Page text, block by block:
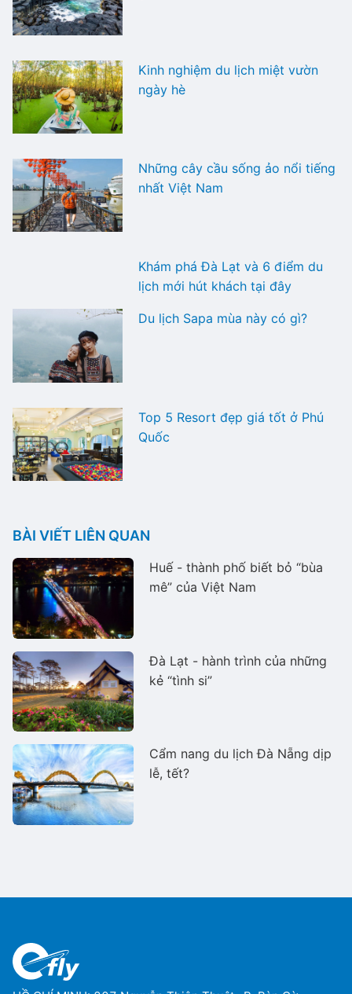
Kinh nghiệm du lịch miệt vườn
ngày hè
Những cây cầu sống ảo nổi tiếng
nhất Việt Nam
Khám phá Đà Lạt và 6 điểm du
lịch mới hút khách tại đây
Du lịch Sapa mùa này có gì?
Top 5 Resort đẹp giá tốt ở Phú
Quốc
BÀI VIẾT LIÊN QUAN
Huế - thành phố biết bỏ “bùa
mê” của Việt Nam
Đà Lạt - hành trình của những
kẻ “tình si”
Cẩm nang du lịch Đà Nẵng dịp
lễ, tết?
Ms Huỳnh Ms Huỳnh